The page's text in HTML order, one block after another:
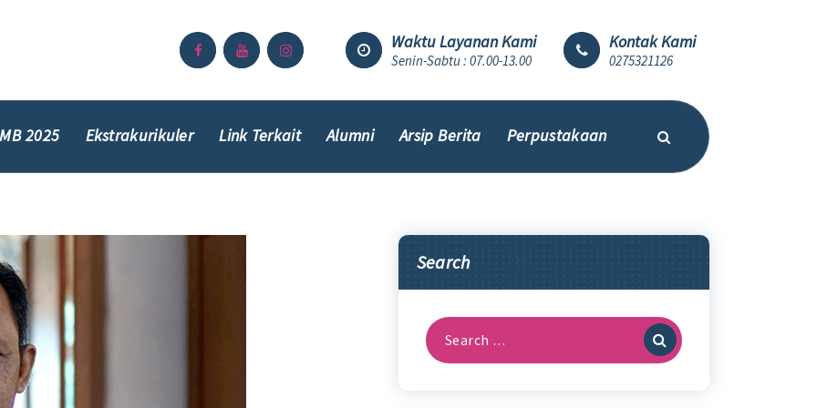
Waktu Layanan Kami
Senin-Sabtu : 07.00-13.00
Kontak Kami
0275321126
2025 Ekstrakurikuler Link Terkait Alumni Arsip Berita Perpustakaan
Search
Search
for: